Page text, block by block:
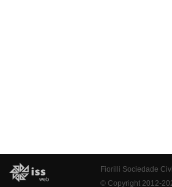
Fiorilli Sociedade
© Copyright 2012-